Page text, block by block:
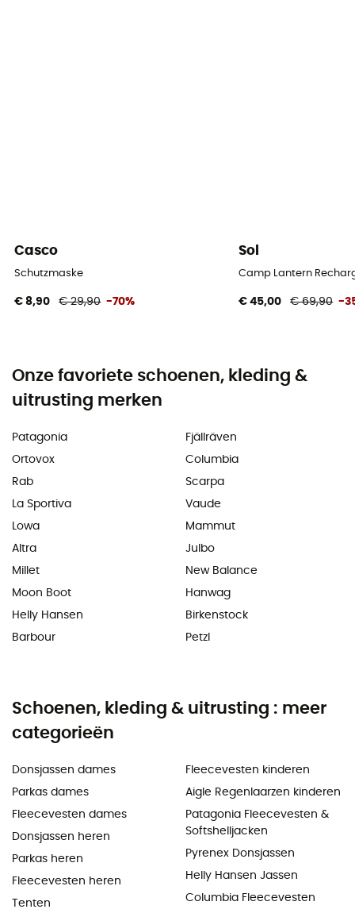
Casco
Schutzmaske
€ 8,90 € 29,90 -70%
Sol
Camp Lantern
€ 45,00 € 69,90 -
Onze favoriete schoenen, kleding &
uitrusting merken
Patagonia
Ortovox
Rab
La Sportiva
Lowa
Altra
Millet
Moon Boot
Helly Hansen
Barbour
Fjällräven
Columbia
Scarpa
Vaude
Mammut
Julbo
New Balance
Hanwag
Birkenstock
Petzl
Schoenen, kleding & uitrusting : meer
categorieën
Donsjassen dames
Parkas dames
Fleecevesten dames
Donsjassen heren
Parkas heren
Fleecevesten heren
Tenten
Fleecevesten kinderen
Aigle Regenlaarzen kinderen
Patagonia Fleecevesten &
Softshelljacken
Pyrenex Donsjassen
Helly Hansen Jassen
Columbia Fleecevesten